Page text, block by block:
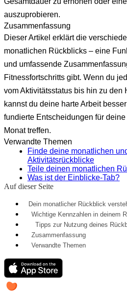
auszuprobieren.
Zusammenfassung
Dieser Artikel erklärt die
monatlichen Rückblicks – eine
und umfassende
Fitnessfortschritts gibt. Wenn du
vom Aktivitätsstatus bis hin zu den
kannst du deine harte Arbeit
fundierte Entscheidungen für
Monat treffen.
Verwandte Themen
Finde deine monatlichen
Aktivitätsrückblicke
Teile deinen monatlichen
Was ist der Einblicke-Tab?
Auf dieser Seite
Dein monatlicher Rückblick
Wichtige Kennzahlen in deinem
Tipps zur Nutzung deines
Zusammenfassung
Verwandte Themen